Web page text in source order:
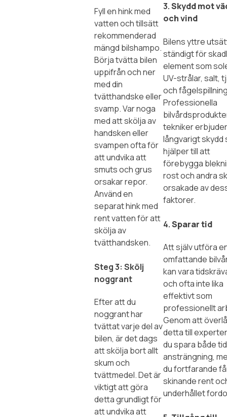
Fyll en hink med
vatten och tillsätt
rekommenderad
mängd bilshampo.
Börja tvätta bilen
uppifrån och ner
med din
tvätthandske eller
svamp. Var noga
med att skölja av
handsken eller
svampen ofta för
att undvika att
smuts och grus
orsakar repor.
Använd en
separat hink med
rent vatten för att
skölja av
tvätthandsken.
Steg 3: Skölj
noggrant
Efter att du
noggrant har
tvättat varje del av
bilen, är det dags
att skölja bort allt
skum och
tvättmedel. Det är
viktigt att göra
detta grundligt för
att undvika att
3.Skydd mot
och vind
Bilens yttre
ständigt för
element som
UV-strålar, salt,
och
Professionella
tekniker
långvarigt skydd
hjälper till att
förebygga
rost och andra
orsakade av
faktorer.
4.Sparar tid
Att själv utföra
omfattande
kan vara
och ofta inte lika
effektivt som
professionellt
Genom att
detta till
du spara både
ansträngning,
du fortfarande
skinande rent
underhållet